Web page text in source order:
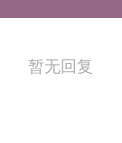
暂无回复